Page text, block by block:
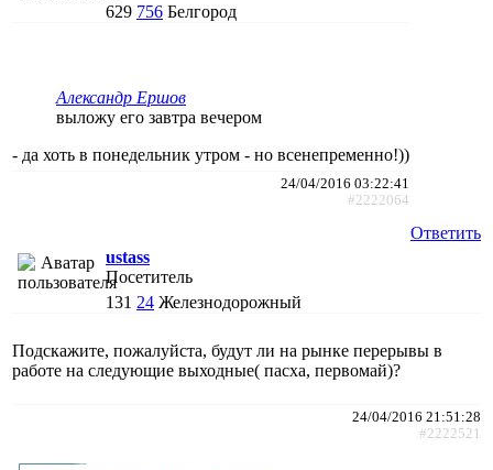
629 756 Белгород
Александр Ершов
выложу его завтра вечером
- да хоть в понедельник утром - но всенепременно!))
24/04/2016 03:22:41
#2222064
Ответить
ustass
Посетитель
131 24 Железнодорожный
Подскажите, пожалуйста, будут ли на рынке перерывы в
работе на следующие выходные( пасха, первомай)?
24/04/2016 21:51:28
#2222521